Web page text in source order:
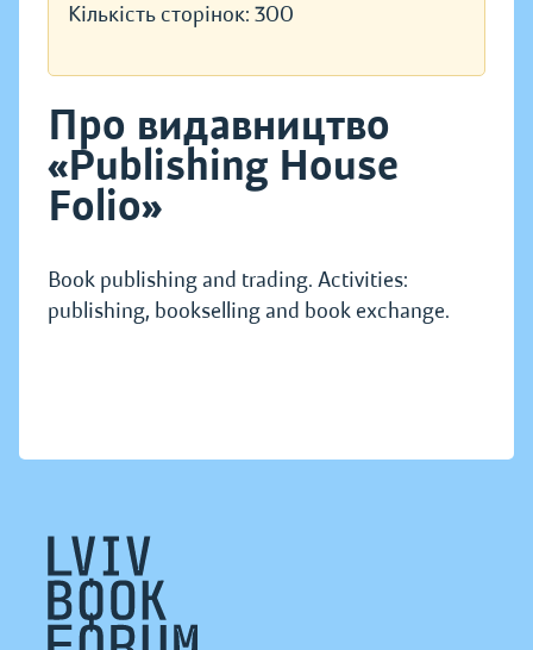
Кількість сторінок: 300
Про видавництво
«Publishing House
Folio»
Book publishing and trading. Activities:
publishing, bookselling and book exchange.